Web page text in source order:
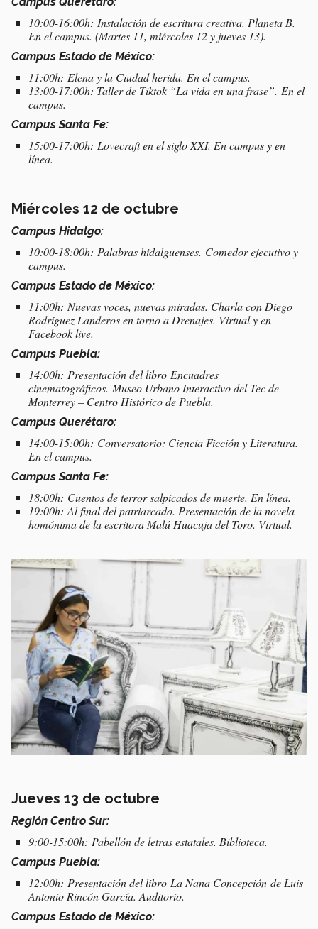
10:00-16:00h: Instalación de escritura creativa. Planeta B.
En el campus. (Martes 11, miércoles 12 y jueves 13).
Campus Estado de México:
11:00h: Elena y la Ciudad herida. En el campus.
13:00-17:00h: Taller de Tiktok “La vida en una frase”. En el
campus.
Campus Santa Fe:
15:00-17:00h: Lovecraft en el siglo XXI. En campus y en
línea.
Miércoles 12 de octubre
Campus Hidalgo:
10:00-18:00h: Palabras hidalguenses. Comedor ejecutivo y
campus.
Campus Estado de México:
11:00h: Nuevas voces, nuevas miradas. Charla con Diego
Rodríguez Landeros en torno a Drenajes. Virtual y en
Facebook live.
Campus Puebla:
14:00h: Presentación del libro Encuadres
cinematográficos. Museo Urbano Interactivo del Tec de
Monterrey – Centro Histórico de Puebla.
Campus Querétaro:
14:00-15:00h: Conversatorio: Ciencia Ficción y Literatura.
En el campus.
Campus Santa Fe:
18:00h: Cuentos de terror salpicados de muerte. En línea.
19:00h: Al final del patriarcado. Presentación de la novela
homónima de la escritora Malú Huacuja del Toro. Virtual.
Jueves 13 de octubre
Región Centro Sur:
9:00-15:00h: Pabellón de letras estatales. Biblioteca.
Campus Puebla:
12:00h: Presentación del libro La Nana Concepción de Luis
Antonio Rincón García. Auditorio.
Campus Estado de México: